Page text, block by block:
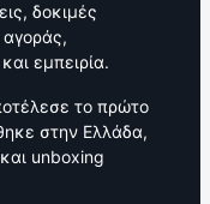
δοκιμές
αγοράς,
εμπειρία.
το πρώτο
στην Ελλάδα,
unboxing